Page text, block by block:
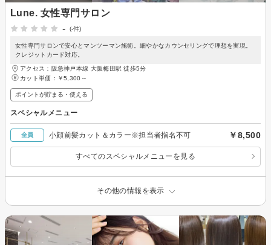
Lune. 女性専門サロン
-
(-件)
女性専門サロンで安心とマンツーマン施術。細やかなカウンセリングで理想を実現。
クレジットカード対応。
アクセス：阪急神戸本線 大阪梅田駅 徒歩5分
カット単価： ￥5,300～
ポイントが貯まる・使える
スペシャルメニュー
全員 小顔前髪カット＆カラー※担当者指名不可 ￥8,500
すべてのスペシャルメニューを見る
その他の情報を表示